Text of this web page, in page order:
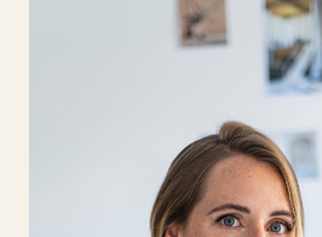
Criadores
Marion Gouges, arquiteta
se atualmente à
documental.
integrada no Design Lab
captar a essência de